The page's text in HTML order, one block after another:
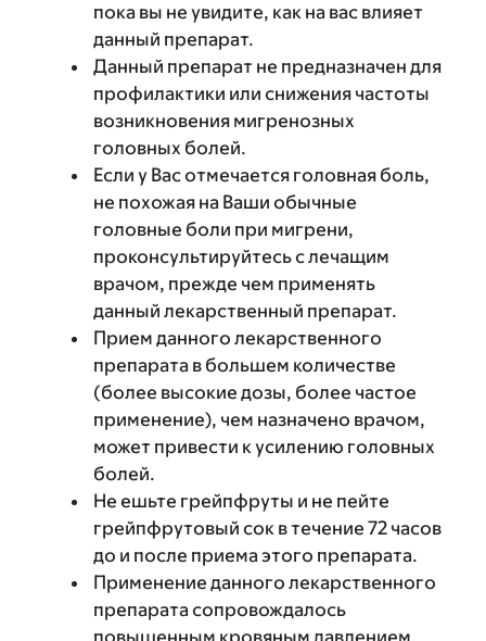
пока вы не увидите, как на вас влияет
данный препарат.
Данный препарат не предназначен для
профилактики или снижения частоты
возникновения мигренозных
головных болей.
Если у Вас отмечается головная боль,
не похожая на Ваши обычные
головные боли при мигрени,
проконсультируйтесь с лечащим
врачом, прежде чем применять
данный лекарственный препарат.
Прием данного лекарственного
препарата в большем количестве
(более высокие дозы, более частое
применение), чем назначено врачом,
может привести к усилению головных
болей.
Не ешьте грейпфруты и не пейте
грейпфрутовый сок в течение 72 часов
до и после приема этого препарата.
Применение данного лекарственного
препарата сопровождалось
повышенным кровяным давлением.